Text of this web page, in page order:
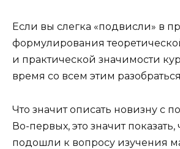
Если вы слегка «подвисли» в
формулирования
и практической значимости
время со всем этим
Что значит описать новизну с
Во-первых, это значит
подошли к вопросу изучения